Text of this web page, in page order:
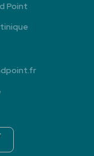
Point